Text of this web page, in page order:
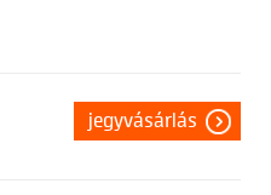
jegyvásárlás